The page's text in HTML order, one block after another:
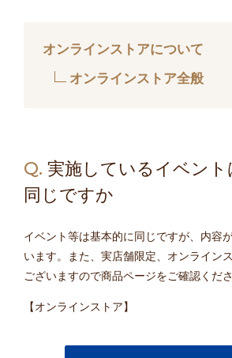
オンラインストアについて
オンラインストア全般
Q. 実施しているイベント
同じですか
イベント等は基本的に同じですが、内容
います。また、実店舗限定、オンライン
ございますので商品ページをご確認くださ
【オンラインストア】